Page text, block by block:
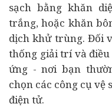
sạch bằng khăn
trắng, hoặc khăn
dịch khử trùng. Đối
thống giải trí và điều
ứng - nơi bạn
chọn các công cụ vệ
điện tử.